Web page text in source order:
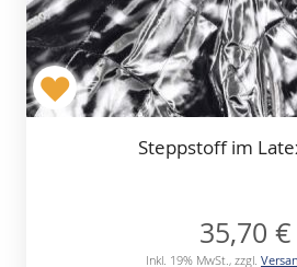
Steppstoff im
35,70 €
Inkl. 19% MwSt., zzgl.